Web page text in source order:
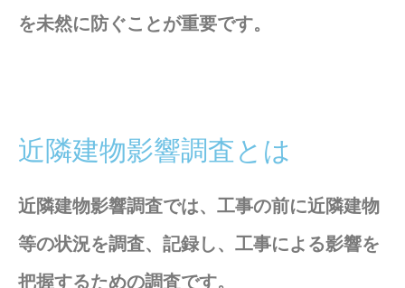
を未然に防ぐことが重要です。
近隣建物影響調査とは
近隣建物影響調査では、工事の前に近隣建物
等の状況を調査、記録し、工事による影響を
把握するための調査です。